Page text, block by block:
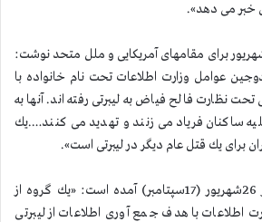
خبر می دهد».
ساكنان در روز 19شهریور برای مقامهای آمریكایی و ملل متحد نوشت:
عوامل وزارت اطلاعات تحت نام خانواده با
نظارت فالح فیاض به لیبرتی رفته اند. آنها به
ساكنان فریاد می زنند و تهدید می كنند….یك
برای یك قتل عام دیگر در لیبرتی است».
در اطلاعیه NCRI در روز 26شهریور (17سپتامبر) آمده است: «یك گروه از
اطلاعات با هدف جمع آوری اطلاعات از لیبرتی